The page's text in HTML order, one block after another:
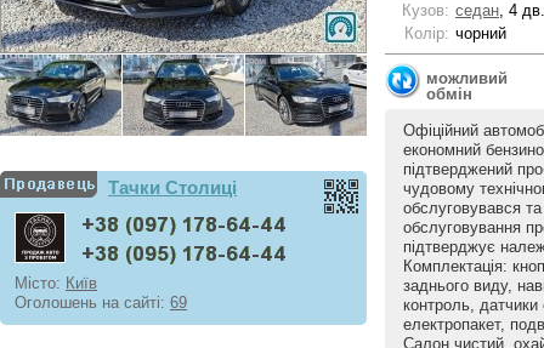
Tачки Столиці
Місто: Київ
Оголошень на сайті: 69
Кузов: седан, 4
Колір: чорний
можливий
обмін
Офіційний
економний
підтверджений
чудовому
обслуговувався
обслуговування
підтверджує
Комплектація:
заднього виду,
контроль,
електропакет,
Салон чистий,